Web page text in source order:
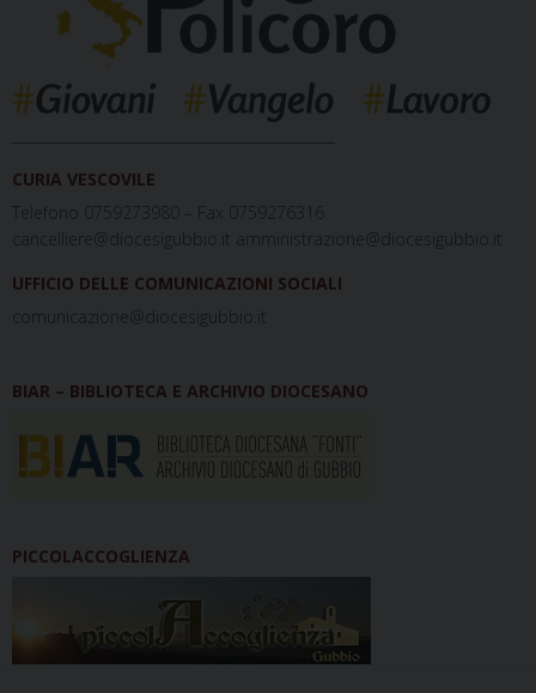
CURIA VESCOVILE
Telefono 0759273980 – Fax 0759276316
cancelliere@diocesigubbio.it amministrazione@diocesigubbio.it
UFFICIO DELLE COMUNICAZIONI SOCIALI
comunicazione@diocesigubbio.it
BIAR – BIBLIOTECA E ARCHIVIO DIOCESANO
PICCOLACCOGLIENZA